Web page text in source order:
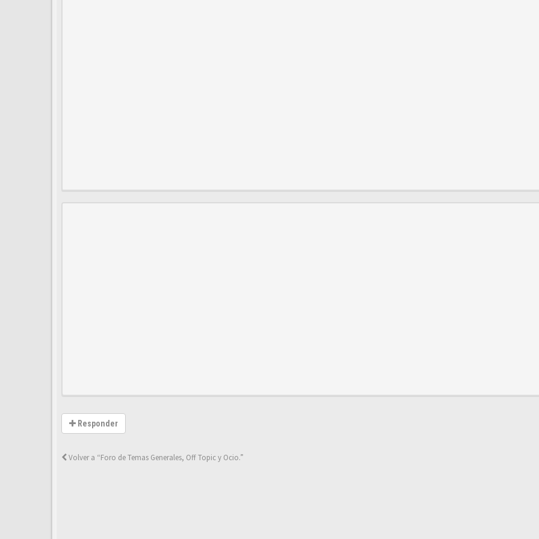
Responder
Volver a “Foro de Temas Generales, Off Topic y Ocio.”